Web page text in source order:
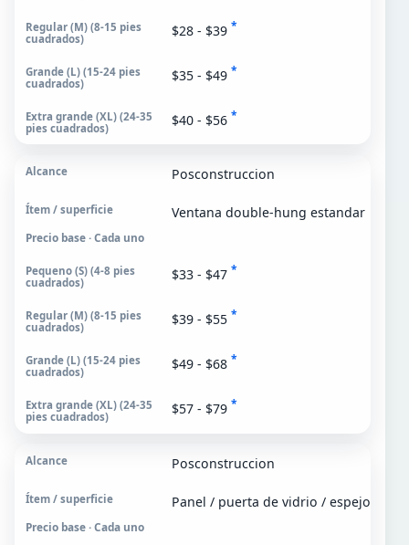
$28 - $39 *
$35 - $49 *
$40 - $56 *
Posconstruccion
Ventana double-hung estandar
Precio base · Cada uno
$33 - $47 *
$39 - $55 *
$49 - $68 *
$57 - $79 *
Posconstruccion
Panel / puerta de vidrio / espejo
Precio base · Cada uno